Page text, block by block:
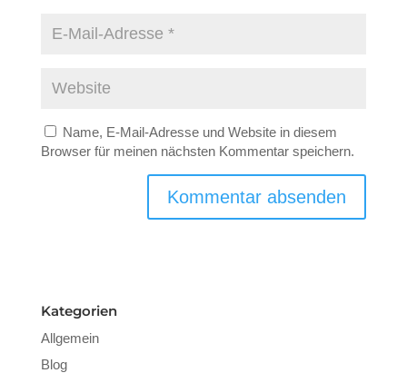
Name, E-Mail-Adresse und Website in diesem
Browser für meinen nächsten Kommentar speichern.
Kategorien
Allgemein
Blog